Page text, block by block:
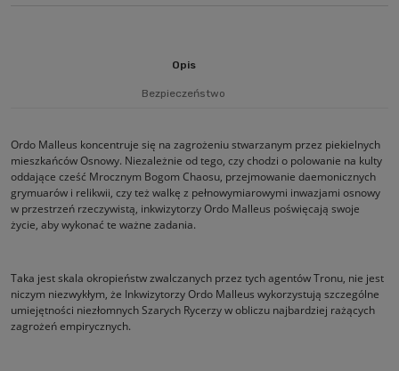
Opis
Bezpieczeństwo
Ordo Malleus koncentruje się na zagrożeniu stwarzanym przez piekielnych
mieszkańców Osnowy. Niezależnie od tego, czy chodzi o polowanie na kulty
oddające cześć Mrocznym Bogom Chaosu, przejmowanie daemonicznych
grymuarów i relikwii, czy też walkę z pełnowymiarowymi inwazjami osnowy
w przestrzeń rzeczywistą, inkwizytorzy Ordo Malleus poświęcają swoje
życie, aby wykonać te ważne zadania.
Taka jest skala okropieństw zwalczanych przez tych agentów Tronu, nie jest
niczym niezwykłym, że Inkwizytorzy Ordo Malleus wykorzystują szczególne
umiejętności niezłomnych Szarych Rycerzy w obliczu najbardziej rażących
zagrożeń empirycznych.